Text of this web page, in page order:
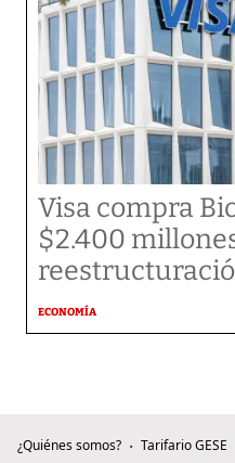
Visa compra
$2.400
ECONOMÍA
¿Quiénes somos? Tarifario GESE